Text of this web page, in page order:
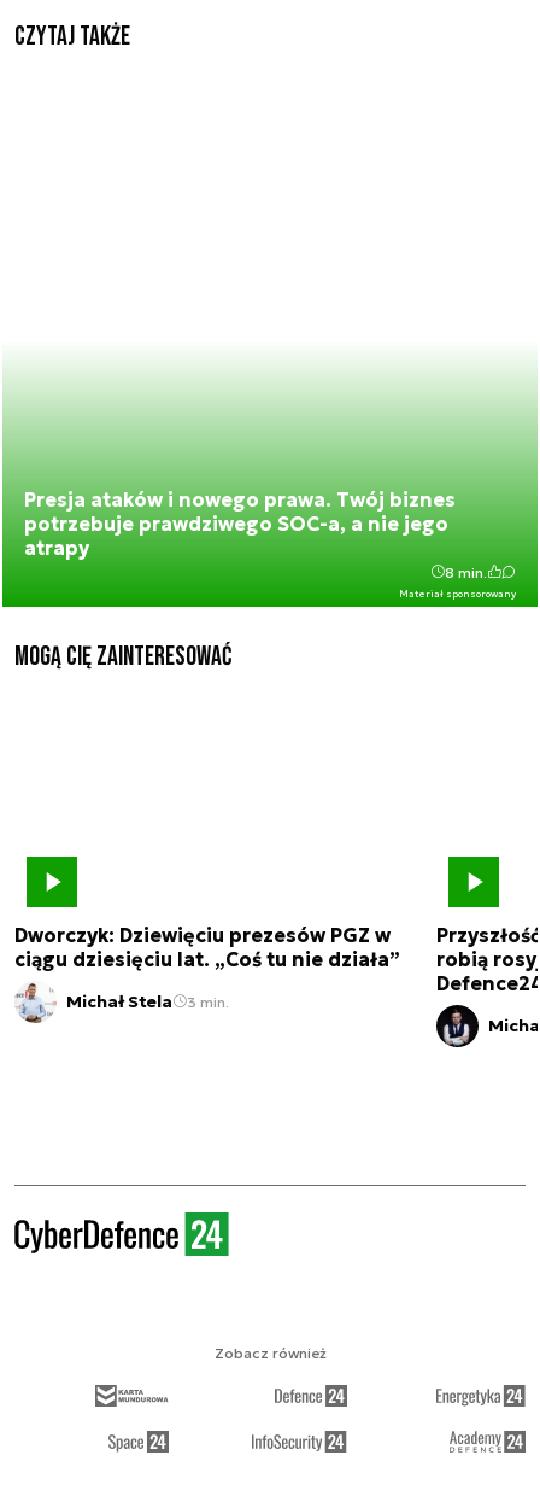
Czytaj także
Presja ataków i nowego prawa. Twój biznes
potrzebuje prawdziwego SOC-a, a nie jego
atrapy
Materiał sponsorowany
8 min.
Mogą Cię zainteresować
Dworczyk: Dziewięciu prezesów PGZ w
ciągu dziesięciu lat. „Coś tu nie działa”
Michał Stela 3 min.
robią
Zobacz również